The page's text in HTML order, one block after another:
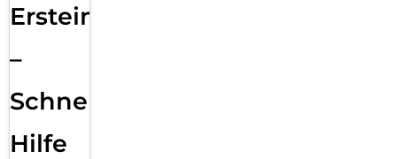
Ersteinrichtung
–
Schnelle
Hilfe